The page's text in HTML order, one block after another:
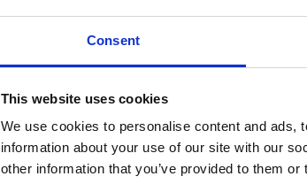
Consent
This website uses cookies
We use cookies to personalise content and ads,
information about your use of our site with our
other information that you’ve provided to them
Pleje og pasning
Pelsen varierer fra bølget til tæt
arbejde i vand og mod vejr og